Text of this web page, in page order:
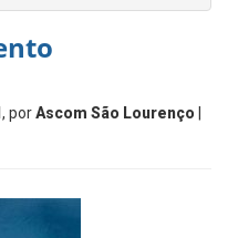
, porAscom São Lourenço